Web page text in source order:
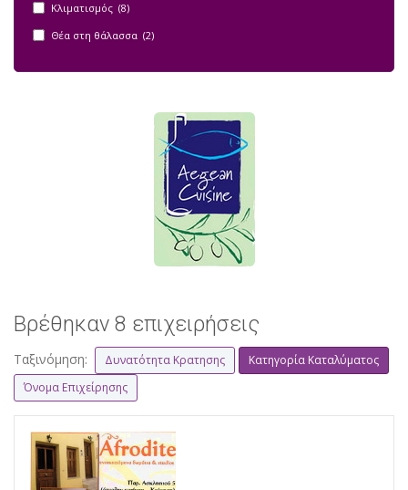
Κλιματισμός (8)
Θέα στη θάλασσα (2)
Βρέθηκαν 8 επιχειρήσεις
Ταξινόμηση: Δυνατότητα Κρατησης
Κατηγορία Καταλύματος
Όνομα Επιχείρησης